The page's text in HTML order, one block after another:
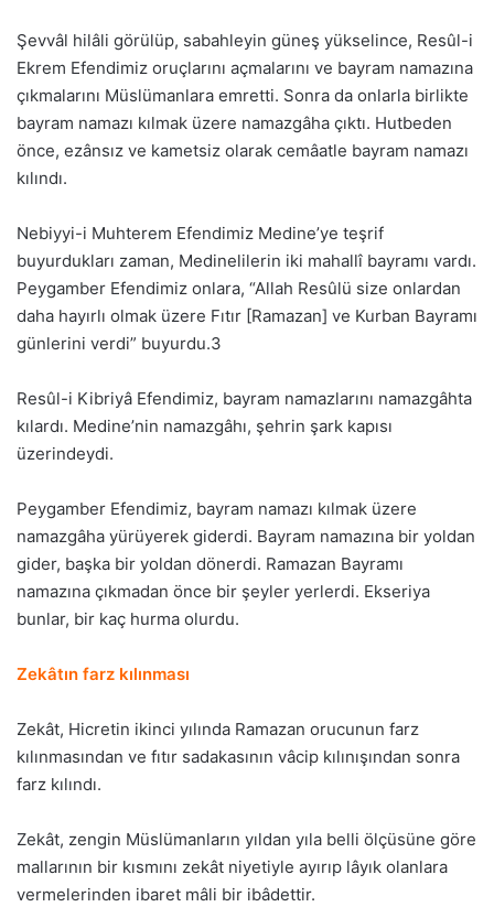
Şevvâl hilâli görülüp, sabahleyin güneş yükselince, Resûl-i
Ekrem Efendimiz oruçlarını açmalarını ve bayram namazına
çıkmalarını Müslümanlara emretti. Sonra da onlarla birlikte
bayram namazı kılmak üzere namazgâha çıktı. Hutbeden
önce, ezânsız ve kametsiz olarak cemâatle bayram namazı
kılındı.
Nebiyyi-i Muhterem Efendimiz Medine’ye teşrif
buyurdukları zaman, Medinelilerin iki mahallî bayramı vardı.
Peygamber Efendimiz onlara, “Allah Resûlü size onlardan
daha hayırlı olmak üzere Fıtır [Ramazan] ve Kurban Bayramı
günlerini verdi” buyurdu.3
Resûl-i Kibriyâ Efendimiz, bayram namazlarını namazgâhta
kılardı. Medine’nin namazgâhı, şehrin şark kapısı
üzerindeydi.
Peygamber Efendimiz, bayram namazı kılmak üzere
namazgâha yürüyerek giderdi. Bayram namazına bir yoldan
gider, başka bir yoldan dönerdi. Ramazan Bayramı
namazına çıkmadan önce bir şeyler yerlerdi. Ekseriya
bunlar, bir kaç hurma olurdu.
Zekâtın farz kılınması
Zekât, Hicretin ikinci yılında Ramazan orucunun farz
kılınmasından ve fıtır sadakasının vâcip kılınışından sonra
farz kılındı.
Zekât, zengin Müslümanların yıldan yıla belli ölçüsüne göre
mallarının bir kısmını zekât niyetiyle ayırıp lâyık olanlara
vermelerinden ibaret mâli bir ibâdettir.